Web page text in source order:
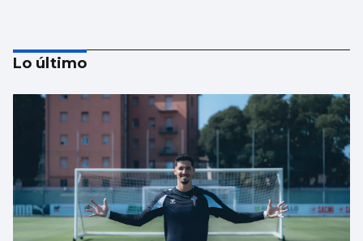
Luis Del Val
Las mafias trabajan gratis
Lo último